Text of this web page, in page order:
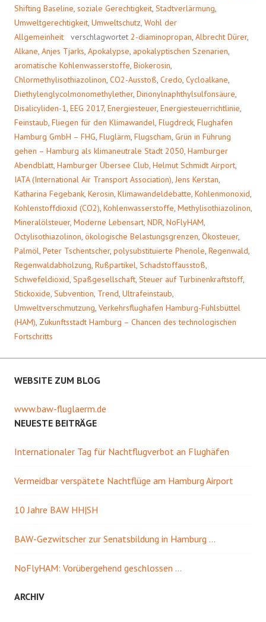
Shifting Baseline, soziale Gerechtigkeit, Stadtverlärmung,
Umweltgerechtigkeit, Umweltschutz, Wohl der
Allgemeinheit
verschlagwortet 2-diaminopropan, Albrecht Dürer,
Alkane, Anjes Tjarks, Apokalypse, apokalyptischen Szenarien,
aromatische Kohlenwasserstoffe, Biokerosin,
Chlormethylisothiazolinon, CO2-Ausstoß, Credo, Cycloalkane,
Diethylenglycolmonomethylether, Dinonylnaphthylsulfonsäure,
Disalicyliden-1, EEG 2017, Energiesteuer, Energiesteuerrichtlinie,
Feinstaub, Fliegen für den Klimawandel, Flugdreck, Flughafen
Hamburg GmbH – FHG, Fluglärm, Flugscham, Grün in Führung
gehen – Hamburg als klimaneutrale Stadt 2050, Hamburger
Abendblatt, Hamburger Übersee Club, Helmut Schmidt Airport,
IATA (International Air Transport Association), Jens Kerstan,
Katharina Fegebank, Kerosin, Klimawandeldebatte, Kohlenmonoxid,
Kohlenstoffdioxid (CO2), Kohlenwasserstoffe, Methylisothiazolinon,
Mineralölsteuer, Moderne Lebensart, NDR, NoFlyHAM,
Octylisothiazolinon, ökologische Belastungsgrenzen, Ökosteuer,
Palmöl, Peter Tschentscher, polysubstituierte Phenole, Regenwald,
Regenwaldabholzung, Rußpartikel, Schadstoffausstoß,
Schwefeldioxid, Spaßgesellschaft, Steuer auf Turbinenkraftstoff,
Stickoxide, Subvention, Trend, Ultrafeinstaub,
Umweltverschmutzung, Verkehrsflughafen Hamburg-Fuhlsbüttel
(HAM), Zukunftsstadt Hamburg – Chancen des technologischen
Fortschritts
WEBSITE ZUM BLOG
www.baw-fluglaerm.de
NEUESTE BEITRÄGE
Internationaler Tag für Nachtflugverbot an Flughäfen
Vermeidbar verspätete Nachtflüge am Hamburg Airport
10 Jahre BAW HH|SH
BAW-Gezwitscher zur Senatsbildung in Hamburg …
NoFlyHAM: Vorübergehend geschlossen …
ARCHIV